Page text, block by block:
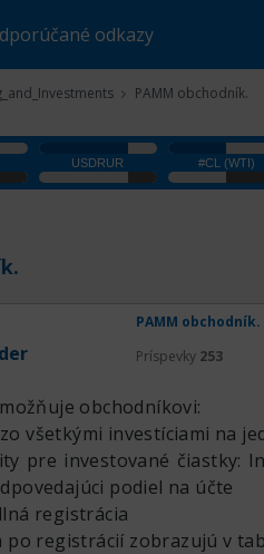
odkazy
PAMM obchodník.
PAMM obchodník.
Príspevky 253
obchodníkovi:
všetkými investíciami na
pre investované čiastky:
podiel na účte
registrácia
po registrácií zobrazujú v